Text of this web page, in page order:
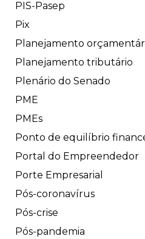
PIS-Pasep
Pix
Planejamento
Planejamento tributário
Plenário do Senado
PME
PMEs
Ponto de equilíbrio
Portal do Empreendedor
Porte Empresarial
Pós-coronavírus
Pós-crise
Pós-pandemia